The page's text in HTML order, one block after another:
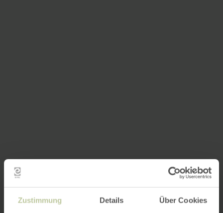
Zustimmung Details Über Cookies